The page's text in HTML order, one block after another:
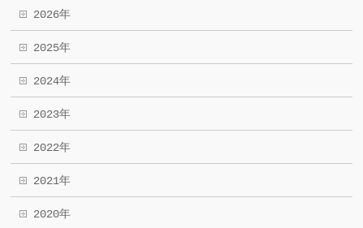
2026年
2025年
2024年
2023年
2022年
2021年
2020年